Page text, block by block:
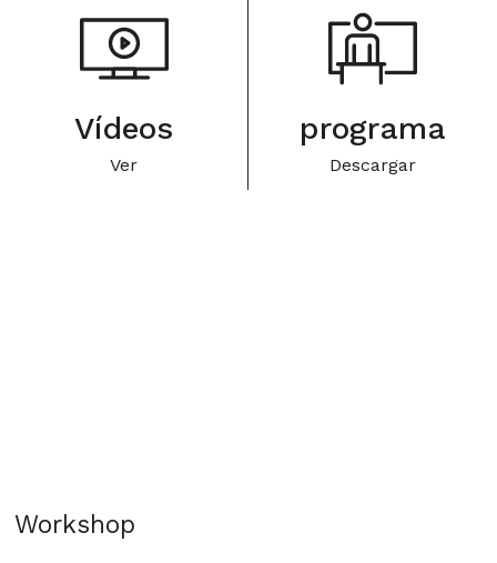
Vídeos
Ver
programa
Descargar
Workshop